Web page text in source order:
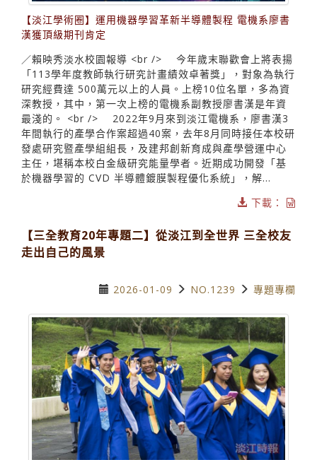
【淡江學術圈】運用機器學習革新半導體製程 電機系廖書
漢獲頂級期刊肯定
／賴映秀淡水校園報導 <br /> 今年歲末聯歡會上將表揚
「113學年度教師執行研究計畫績效卓著獎」，對象為執行
研究經費達 500萬元以上的人員。上榜10位名單，多為資
深教授，其中，第一次上榜的電機系副教授廖書漢是年資
最淺的。 <br /> 2022年9月來到淡江電機系，廖書漢3
年間執行的產學合作案超過40案，去年8月同時接任本校研
發處研究暨產學組組長，及建邦創新育成與產學營運中心
主任，堪稱本校白金級研究能量學者。近期成功開發「基
於機器學習的 CVD 半導體鍍膜製程優化系統」，解...
下載：
【三全教育20年專題二】從淡江到全世界 三全校友
走出自己的風景
2026-01-09 NO.1239 專題專欄